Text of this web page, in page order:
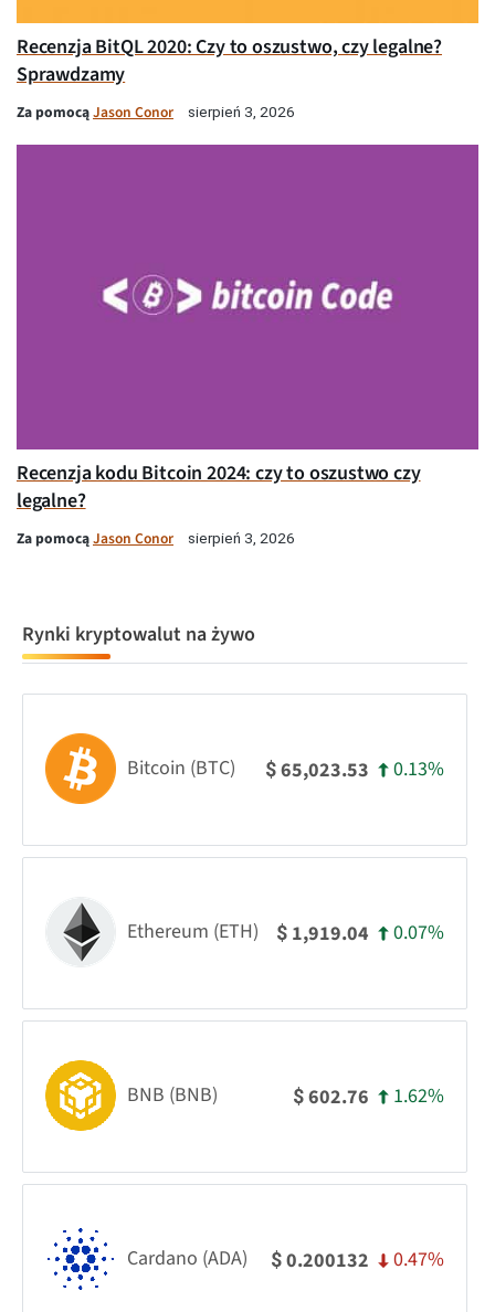
Recenzja BitQL 2020: Czy to oszustwo, czy legalne?
Sprawdzamy
Za pomocąJason Conor sierpień 3, 2026
Recenzja kodu Bitcoin 2024: czy to oszustwo czy
legalne?
Za pomocąJason Conor sierpień 3, 2026
Rynki kryptowalut na żywo
Bitcoin (BTC) $65,023.53 0.13%
Ethereum (ETH) $ 1,919.04 0.07%
BNB (BNB) $602.76 1.62%
Cardano (ADA) $0.200132 0.47%